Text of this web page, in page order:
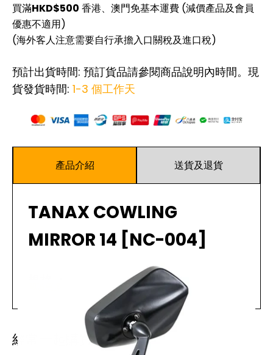
買滿HKD$500 香港、澳門免基本運費 (減價產品及會員
優惠不適用)
(海外客人注意需要自行承擔入口關稅及進口稅)
預計出貨時間: 預訂貨品請參閱商品說明內時間。現
貨發貨時間: 1-3 個工作天
經常一起購買
產品介紹 送貨及退貨
TANAX COWLING
MIRROR 14 [NC-004]
高規格、定制的牛形狀後視鏡
使用 RAYSAVE 防眩光鏡。僅減少鏡子反射的可見光
的“波長”光。這是一款日本製造的鏡子，可讓您隨時獲